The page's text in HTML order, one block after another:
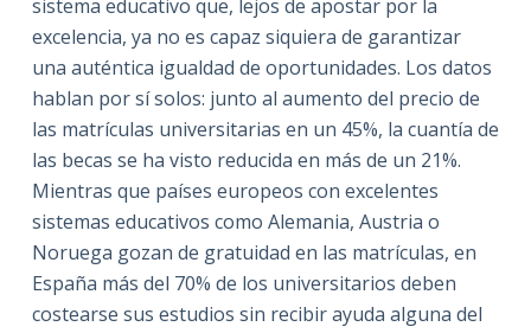
sistema educativo que, lejos de apostar por la
excelencia, ya no es capaz siquiera de garantizar
una auténtica igualdad de oportunidades. Los datos
hablan por sí solos: junto al aumento del precio de
las matrículas universitarias en un 45%, la cuantía de
las becas se ha visto reducida en más de un 21%.
Mientras que países europeos con excelentes
sistemas educativos como Alemania, Austria o
Noruega gozan de gratuidad en las matrículas, en
España más del 70% de los universitarios deben
costearse sus estudios sin recibir ayuda alguna del